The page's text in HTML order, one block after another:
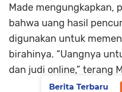
Made mengungkapkan,
bahwa uang hasil
digunakan untuk
birahinya. “Uangnya
dan judi online,” terang
Berita Terbaru